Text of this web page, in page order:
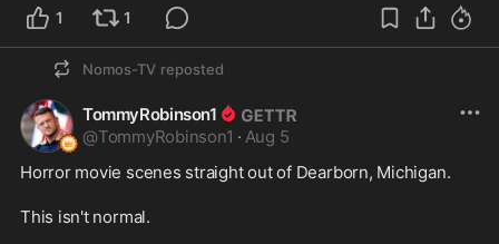
1 1
Nomos-TV reposted
TommyRobinson1
@TommyRobinson1 · Aug 5
Horror movie scenes straight out of Dearborn, Michigan.
This isn't normal.